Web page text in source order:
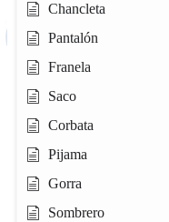
Chancleta
Pantalón
Franela
Saco
Corbata
Pijama
Gorra
Sombrero